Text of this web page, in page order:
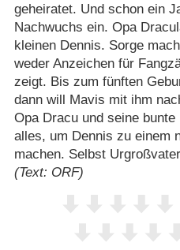
geheiratet. Und schon ein
Nachwuchs ein. Opa
kleinen Dennis. Sorge
weder Anzeichen für
zeigt. Bis zum fünften
dann will Mavis mit ihm
Opa Dracu und seine
alles, um Dennis zu einem
machen. Selbst
(Text: ORF)